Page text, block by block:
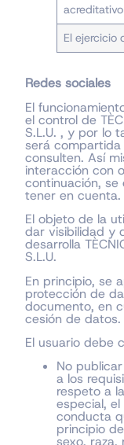
El ejercicio
Redes sociales
El
el control de
S.L.U. , y por lo
será
consulten. Así
interacción con
continuación,
tener en cuenta.
El objeto de la
dar visibilidad y
desarrolla
S.L.U.
En principio, se
protección de
documento, en
cesión de datos.
El usuario debe
No
a los
respeto a
especial,
conducta
principio
sexo, raza,